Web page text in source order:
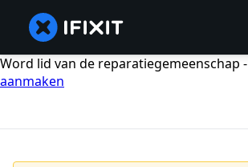
Word lid van de reparatiegemeenschap -
aanmaken